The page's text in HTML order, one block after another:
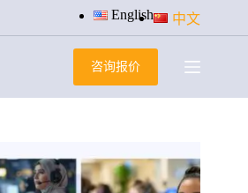
English 中文
咨询报价